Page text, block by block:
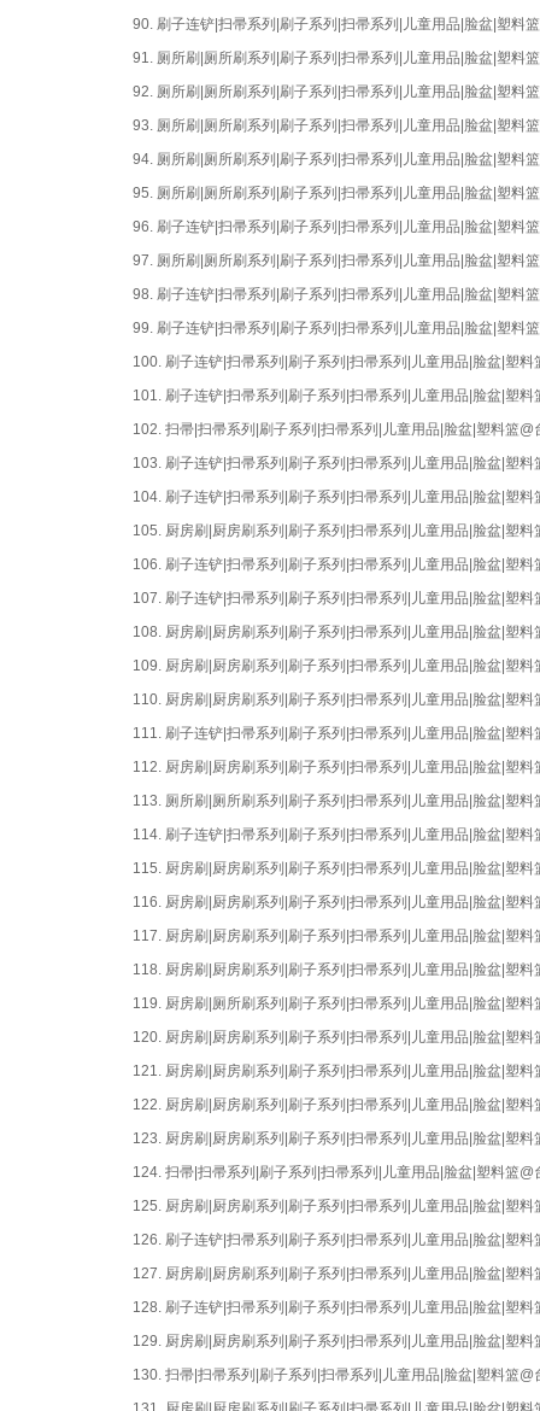
90. 刷子连铲|扫帚系列|刷子系列|扫帚系列|儿童用品|脸盆|塑料
91. 厕所刷|厕所刷系列|刷子系列|扫帚系列|儿童用品|脸盆|塑料
92. 厕所刷|厕所刷系列|刷子系列|扫帚系列|儿童用品|脸盆|塑料
93. 厕所刷|厕所刷系列|刷子系列|扫帚系列|儿童用品|脸盆|塑料
94. 厕所刷|厕所刷系列|刷子系列|扫帚系列|儿童用品|脸盆|塑料
95. 厕所刷|厕所刷系列|刷子系列|扫帚系列|儿童用品|脸盆|塑料
96. 刷子连铲|扫帚系列|刷子系列|扫帚系列|儿童用品|脸盆|塑料
97. 厕所刷|厕所刷系列|刷子系列|扫帚系列|儿童用品|脸盆|塑料
98. 刷子连铲|扫帚系列|刷子系列|扫帚系列|儿童用品|脸盆|塑料
99. 刷子连铲|扫帚系列|刷子系列|扫帚系列|儿童用品|脸盆|塑料
100. 刷子连铲|扫帚系列|刷子系列|扫帚系列|儿童用品|脸盆|塑
101. 刷子连铲|扫帚系列|刷子系列|扫帚系列|儿童用品|脸盆|塑
102. 扫帚|扫帚系列|刷子系列|扫帚系列|儿童用品|脸盆|塑料篮
103. 刷子连铲|扫帚系列|刷子系列|扫帚系列|儿童用品|脸盆|塑
104. 刷子连铲|扫帚系列|刷子系列|扫帚系列|儿童用品|脸盆|塑
105. 厨房刷|厨房刷系列|刷子系列|扫帚系列|儿童用品|脸盆|塑
106. 刷子连铲|扫帚系列|刷子系列|扫帚系列|儿童用品|脸盆|塑
107. 刷子连铲|扫帚系列|刷子系列|扫帚系列|儿童用品|脸盆|塑
108. 厨房刷|厨房刷系列|刷子系列|扫帚系列|儿童用品|脸盆|塑
109. 厨房刷|厨房刷系列|刷子系列|扫帚系列|儿童用品|脸盆|塑
110. 厨房刷|厨房刷系列|刷子系列|扫帚系列|儿童用品|脸盆|塑
111. 刷子连铲|扫帚系列|刷子系列|扫帚系列|儿童用品|脸盆|塑
112. 厨房刷|厨房刷系列|刷子系列|扫帚系列|儿童用品|脸盆|塑
113. 厕所刷|厕所刷系列|刷子系列|扫帚系列|儿童用品|脸盆|塑
114. 刷子连铲|扫帚系列|刷子系列|扫帚系列|儿童用品|脸盆|塑
115. 厨房刷|厨房刷系列|刷子系列|扫帚系列|儿童用品|脸盆|塑
116. 厨房刷|厨房刷系列|刷子系列|扫帚系列|儿童用品|脸盆|塑
117. 厨房刷|厨房刷系列|刷子系列|扫帚系列|儿童用品|脸盆|塑
118. 厨房刷|厨房刷系列|刷子系列|扫帚系列|儿童用品|脸盆|塑
119. 厨房刷|厕所刷系列|刷子系列|扫帚系列|儿童用品|脸盆|塑
120. 厨房刷|厨房刷系列|刷子系列|扫帚系列|儿童用品|脸盆|塑
121. 厨房刷|厨房刷系列|刷子系列|扫帚系列|儿童用品|脸盆|塑
122. 厨房刷|厨房刷系列|刷子系列|扫帚系列|儿童用品|脸盆|塑
123. 厨房刷|厨房刷系列|刷子系列|扫帚系列|儿童用品|脸盆|塑
124. 扫帚|扫帚系列|刷子系列|扫帚系列|儿童用品|脸盆|塑料篮
125. 厨房刷|厨房刷系列|刷子系列|扫帚系列|儿童用品|脸盆|塑
126. 刷子连铲|扫帚系列|刷子系列|扫帚系列|儿童用品|脸盆|塑
127. 厨房刷|厨房刷系列|刷子系列|扫帚系列|儿童用品|脸盆|塑
128. 刷子连铲|扫帚系列|刷子系列|扫帚系列|儿童用品|脸盆|塑
129. 厨房刷|厨房刷系列|刷子系列|扫帚系列|儿童用品|脸盆|塑
130. 扫帚|扫帚系列|刷子系列|扫帚系列|儿童用品|脸盆|塑料篮